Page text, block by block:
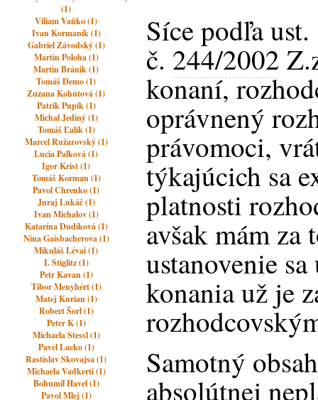
(1)
Viliam Vaňko (1)
Ivan Kormaník (1)
Gabriel Závodský (1)
Martin Poloha (1)
Martin Bránik (1)
Tomáš Demo (1)
Zuzana Kohútová (1)
Patrik Pupík (1)
Michal Jediný (1)
Tomáš Ľalík (1)
Marcel Ružarovský (1)
Lucia Palková (1)
Igor Krist (1)
Tomáš Korman (1)
Pavol Chrenko (1)
Juraj Lukáč (1)
Ivan Michalov (1)
Katarína Dudíková (1)
Nina Gaisbacherova (1)
Mikuláš Lévai (1)
I. Stiglitz (1)
Petr Kavan (1)
Tibor Menyhért (1)
Matej Kurian (1)
Robert Šorl (1)
Peter K (1)
Michaela Stessl (1)
Pavel Lacko (1)
Rastislav Skovajsa (1)
Michaela Vadkerti (1)
Bohumil Havel (1)
Pavol Mlej (1)
Síce podľa
č. 244/2002
konaní,
oprávnený
právomoci,
týkajúcich sa
platnosti
avšak mám za
ustanovenie
konania už je
Samotný
absolútnej